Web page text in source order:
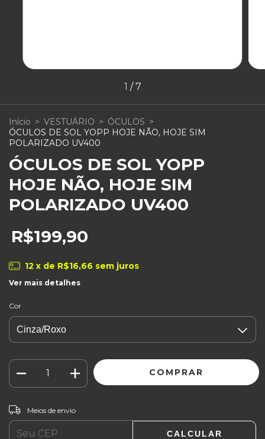
1 /7
Início > VESTUÁRIO > ÓCULOS >
ÓCULOS DE SOL YOPP HOJE NÃO, HOJE SIM
POLARIZADO UV400
ÓCULOS DE SOL YOPP
HOJE NÃO, HOJE SIM
POLARIZADO UV400
R$199,90
12 x de R$16,66 sem juros
Ver mais detalhes
Cor
Entregas para o CEP:
Meios de envio
CALCULAR